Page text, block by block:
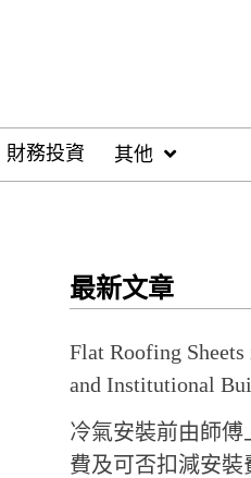
財務投資 其他
最新文章
Flat Roofing
and Institutional
冷氣安裝前由師
費及可否扣減安裝